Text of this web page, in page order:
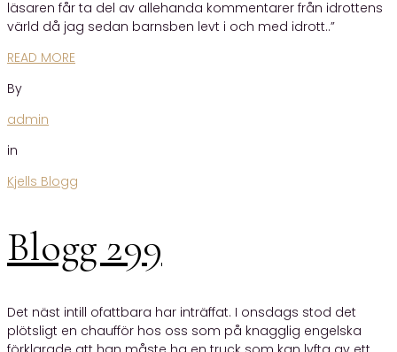
läsaren får ta del av allehanda kommentarer från idrottens
värld då jag sedan barnsben levt i och med idrott..”
READ MORE
By
admin
in
Kjells Blogg
Blogg 299
Det näst intill ofattbara har inträffat. I onsdags stod det
plötsligt en chaufför hos oss som på knagglig engelska